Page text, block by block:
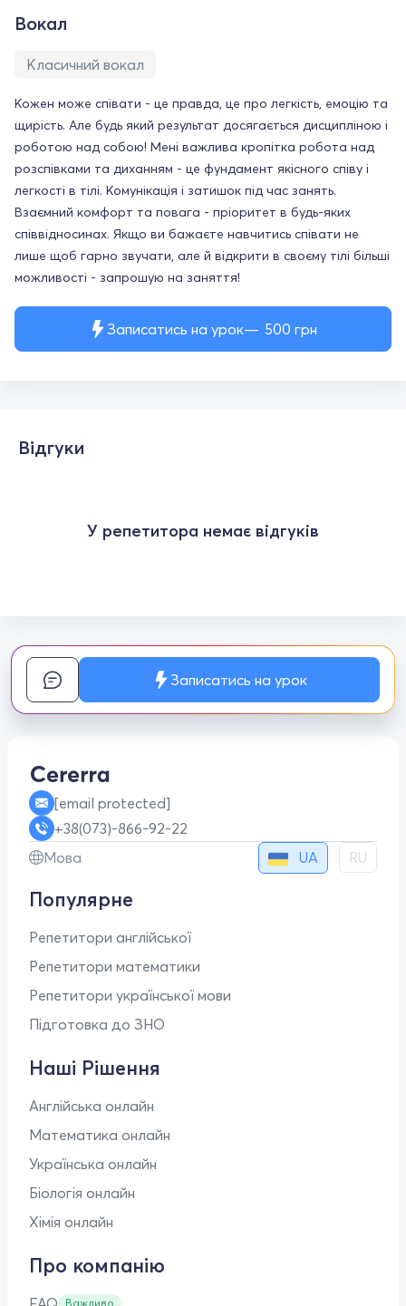
Записатись на урок 500 грн
Вокал
Класичний вокал
Кожен може співати - це правда, це про легкість, емоцію та
щирість. Але будь який результат досягається дисципліною і
роботою над собою! Мені важлива кропітка робота над
розспівками та диханням - це фундамент якісного співу і
легкості в тілі. Комунікація і затишок під час занять.
Взаємний комфорт та повага - пріоритет в будь-яких
співвідносинах. Якщо ви бажаєте навчитись співати не
лише щоб гарно звучати, але й відкрити в своєму тілі більші
можливості - запрошую на заняття!
Відгуки
У репетитора немає відгуків
Записатись на урок
[email protected]
+38(073)-866-92-22
Мова
UA RU
Популярне
Репетитори англійської
Репетитори математики
Репетитори української мови
Підготовка до ЗНО
Наші Рішення
Англійська онлайн
Математика онлайн
Українська онлайн
Біологія онлайн
Хімія онлайн
Про компанію
Важливо